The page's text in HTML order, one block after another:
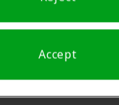
Accept
Solicitar una consulta